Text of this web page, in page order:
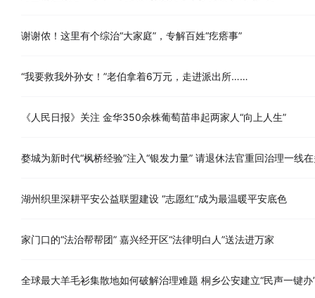
谢谢侬！这里有个综治“大家庭”，专解百姓“疙瘩事”
“我要救我外孙女！”老伯拿着6万元，走进派出所……
《人民日报》关注 金华350余株葡萄苗串起两家人“向上人生”
婺城为新时代“枫桥经验”注入“银发力量” 请退休法官重回治理一线
湖州织里深耕平安公益联盟建设 “志愿红”成为最温暖平安底色
家门口的“法治帮帮团” 嘉兴经开区“法律明白人”送法进万家
全球最大羊毛衫集散地如何破解治理难题 桐乡公安建立“民声一键办